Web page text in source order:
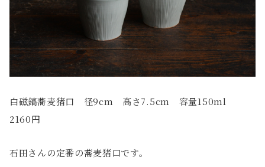
白磁鎬蕎麦猪口 径9cm 高さ7.5cm 容量150ml
2160円
石田さんの定番の蕎麦猪口です。